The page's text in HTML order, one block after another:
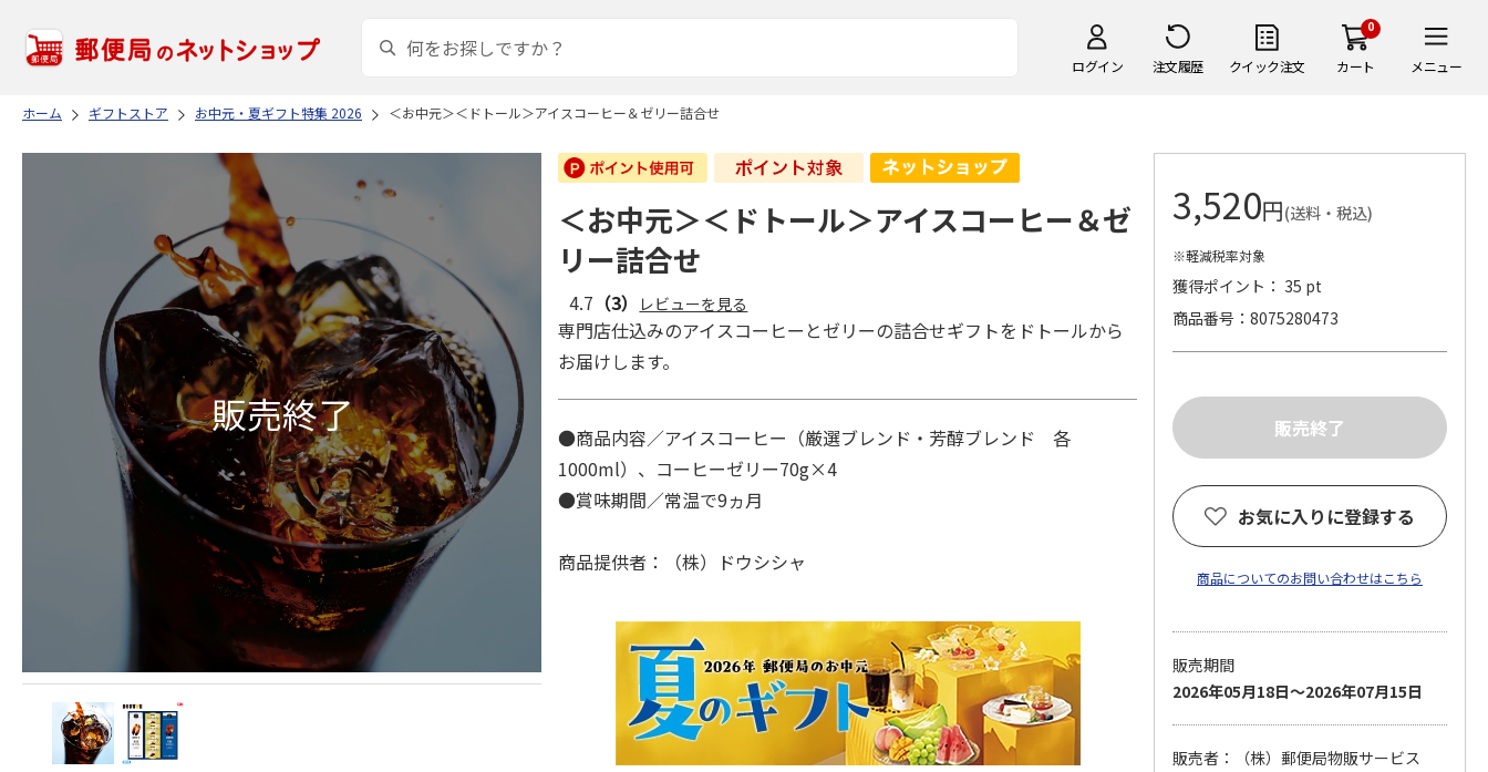
ログイン 注文履歴 クイック注文
0
カート メニュー
ホーム ギフトストア お中元・夏ギフト特集 2026 ＜お中元＞＜ドトール＞アイスコーヒー＆ゼリー詰合せ
＜お中元＞＜ドトール＞アイスコーヒー＆ゼ
リー詰合せ
4.7 （3） レビューを見る
専門店仕込みのアイスコーヒーとゼリーの詰合せギフトをドトールから
お届けします。
●商品内容／アイスコーヒー（厳選ブレンド・芳醇ブレンド 各
1000ml）、コーヒーゼリー70g×4
●賞味期間／常温で9ヵ月
商品提供者：（株）ドウシシャ
3,520円(送料・税込)
※軽減税率対象
獲得ポイント： 35 pt
商品番号
8075280473
お気に入りに登録する
商品についてのお問い合わせはこちら
販売期間
2026年05月18日～2026年07月15日
販売者：（株）郵便局物販サービス